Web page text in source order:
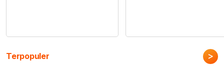
Terpopuler >